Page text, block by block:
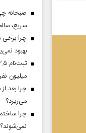
سریع،
چرا برخی
بهبود
میلیون
چرا بعد
می‌ریزد؟
چرا
نمی‌شوند؟